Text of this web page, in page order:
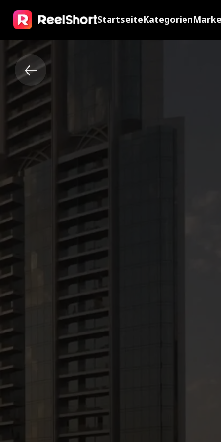
StartseiteKategorienMarke